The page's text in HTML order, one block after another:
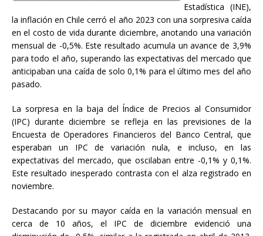
Estadística (INE),
la inflación en Chile cerró el año 2023 con una sorpresiva caída
en el costo de vida durante diciembre, anotando una variación
mensual de -0,5%. Este resultado acumula un avance de 3,9%
para todo el año, superando las expectativas del mercado que
anticipaban una caída de solo 0,1% para el último mes del año
pasado.
La sorpresa en la baja del Índice de Precios al Consumidor
(IPC) durante diciembre se refleja en las previsiones de la
Encuesta de Operadores Financieros del Banco Central, que
esperaban un IPC de variación nula, e incluso, en las
expectativas del mercado, que oscilaban entre -0,1% y 0,1%.
Este resultado inesperado contrasta con el alza registrado en
noviembre.
Destacando por su mayor caída en la variación mensual en
cerca de 10 años, el IPC de diciembre evidenció una